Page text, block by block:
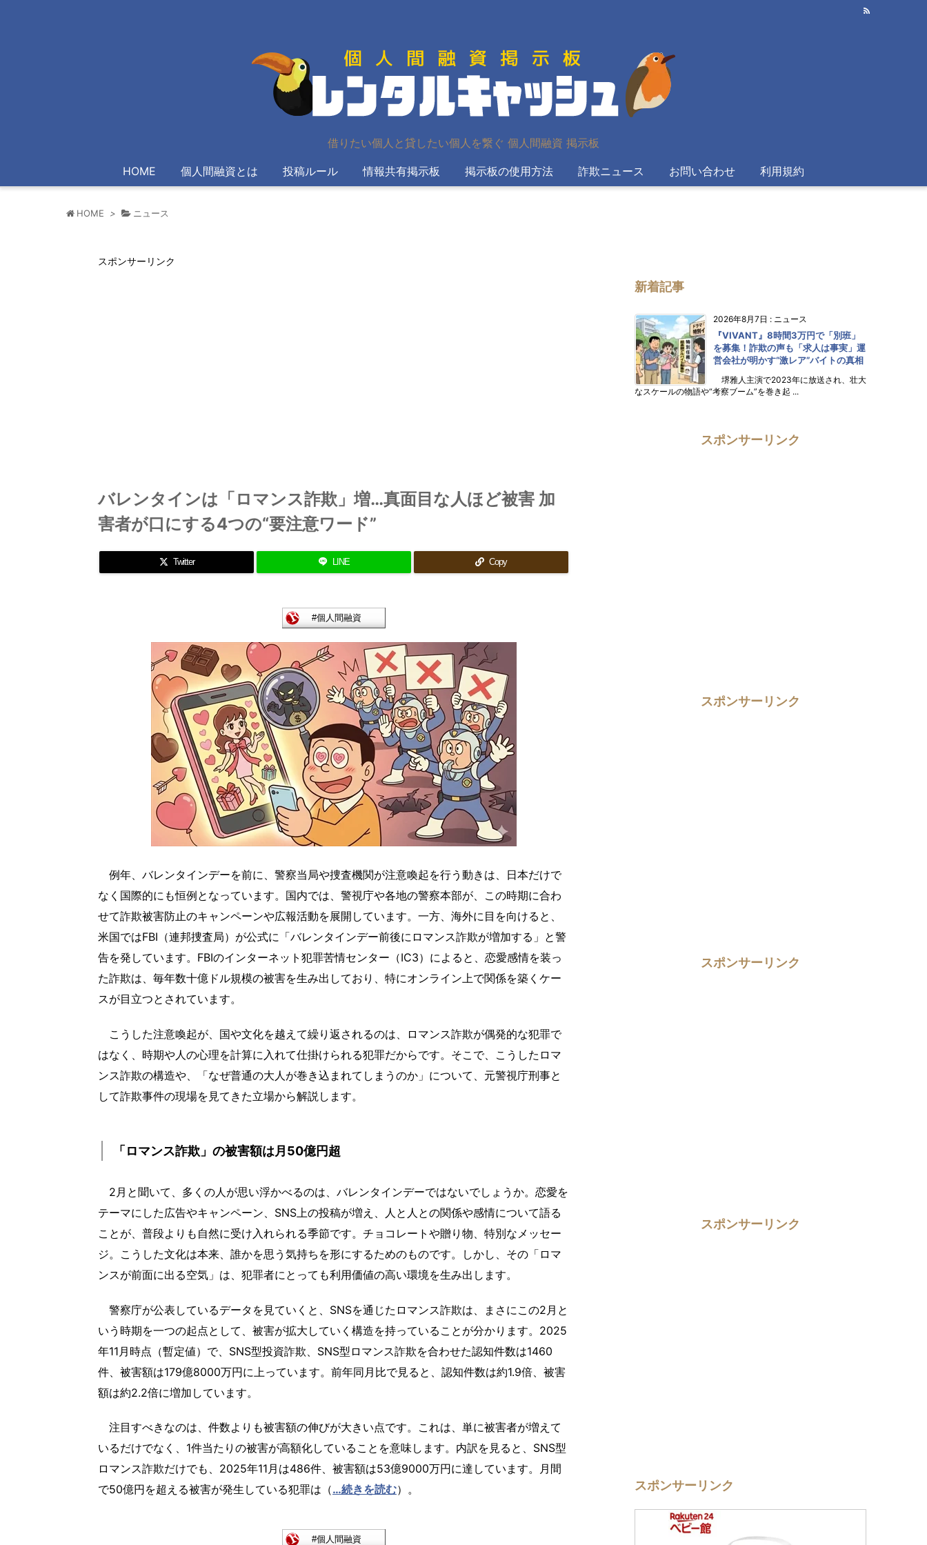
借りたい個人と貸したい個人を繋ぐ 個人間融資 掲示板
HOME 個人間融資とは 投稿ルール 情報共有掲示板 掲示板の使用方法 詐欺ニュース お問い合わせ 利用規約
HOME > ニュース
スポンサーリンク
バレンタインは「ロマンス詐欺」増…真面目な人ほど被害 加
害者が口にする4つの“要注意ワード”
Twitter LINE Copy
例年、バレンタインデーを前に、警察当局や捜査機関が注意喚起を行う動きは、日本だけで
なく国際的にも恒例となっています。国内では、警視庁や各地の警察本部が、この時期に合わ
せて詐欺被害防止のキャンペーンや広報活動を展開しています。一方、海外に目を向けると、
米国ではFBI（連邦捜査局）が公式に「バレンタインデー前後にロマンス詐欺が増加する」と警
告を発しています。FBIのインターネット犯罪苦情センター（IC3）によると、恋愛感情を装っ
た詐欺は、毎年数十億ドル規模の被害を生み出しており、特にオンライン上で関係を築くケー
スが目立つとされています。
こうした注意喚起が、国や文化を越えて繰り返されるのは、ロマンス詐欺が偶発的な犯罪で
はなく、時期や人の心理を計算に入れて仕掛けられる犯罪だからです。そこで、こうしたロマ
ンス詐欺の構造や、「なぜ普通の大人が巻き込まれてしまうのか」について、元警視庁刑事と
して詐欺事件の現場を見てきた立場から解説します。
「ロマンス詐欺」の被害額は月50億円超
2月と聞いて、多くの人が思い浮かべるのは、バレンタインデーではないでしょうか。恋愛を
テーマにした広告やキャンペーン、SNS上の投稿が増え、人と人との関係や感情について語る
ことが、普段よりも自然に受け入れられる季節です。チョコレートや贈り物、特別なメッセー
ジ。こうした文化は本来、誰かを思う気持ちを形にするためのものです。しかし、その「ロマ
ンスが前面に出る空気」は、犯罪者にとっても利用価値の高い環境を生み出します。
警察庁が公表しているデータを見ていくと、SNSを通じたロマンス詐欺は、まさにこの2月と
いう時期を一つの起点として、被害が拡大していく構造を持っていることが分かります。2025
年11月時点（暫定値）で、SNS型投資詐欺、SNS型ロマンス詐欺を合わせた認知件数は1460
件、被害額は179億8000万円に上っています。前年同月比で見ると、認知件数は約1.9倍、被害
額は約2.2倍に増加しています。
注目すべきなのは、件数よりも被害額の伸びが大きい点です。これは、単に被害者が増えて
いるだけでなく、1件当たりの被害が高額化していることを意味します。内訳を見ると、SNS型
ロマンス詐欺だけでも、2025年11月は486件、被害額は53億9000万円に達しています。月間
で50億円を超える被害が発生している犯罪は（…続きを読む）。
新着記事
2026年8月7日 : ニュース
『VIVANT』8時間3万円で「別班」
を募集！詐欺の声も「求人は事実」運
営会社が明かす“激レア”バイトの真相
堺雅人主演で2023年に放送され、壮大
なスケールの物語や“考察ブーム”を巻き起 ...
スポンサーリンク
スポンサーリンク
スポンサーリンク
スポンサーリンク
スポンサーリンク